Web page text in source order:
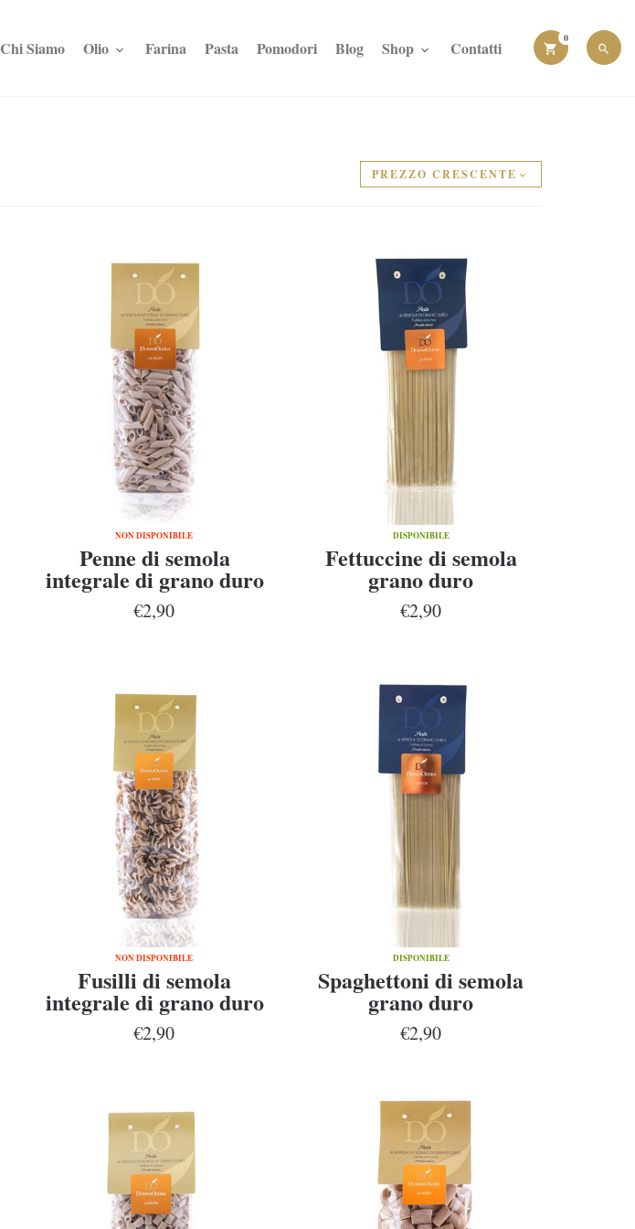
0
Chi Siamo Olio Farina Pasta Pomodori Blog Shop Contatti
PREZZO CRESCENTE
NON DISPONIBILE
Penne di semola
integrale di grano duro
Senatore Cappelli
€2,90
DISPONIBILE
Fettuccine di semola
grano duro
€2,90
NON DISPONIBILE
Fusilli di semola
integrale di grano duro
Senatore Cappelli
€2,90
DISPONIBILE
Spaghettoni di semola
grano duro
€2,90